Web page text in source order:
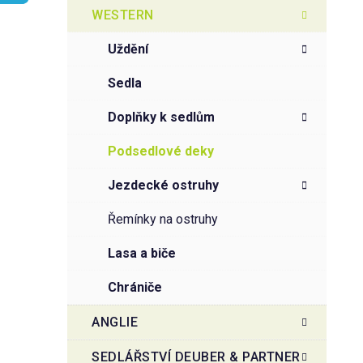
WESTERN
uždění
sedla
doplňky k sedlům
podsedlové deky
jezdecké ostruhy
řemínky na ostruhy
lasa a biče
chrániče
ANGLIE
SEDLÁŘSTVÍ DEUBER & PARTNER